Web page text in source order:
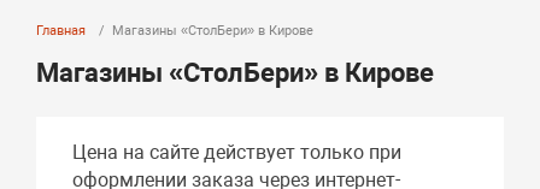
Главная Магазины «СтолБери» в Кирове
Магазины «СтолБери» в Кирове
Цена на сайте действует только при
оформлении заказа через интернет-